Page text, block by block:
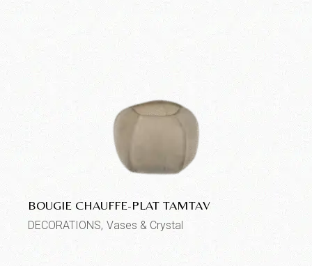
BOUGIE CHAUFFE-PLAT TAMTAV
DECORATIONS Vases & Crystal